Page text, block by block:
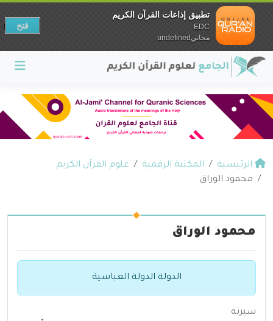
الرئيسية المكتبة الرقمية
علوم القرآن الكريم
محمود الوراق
محمود الوراق
الدولة الدولة العباسية
سيرته
تطبيق إذاعات القرآن الكريم
EDC
مجانيundefined
فتح